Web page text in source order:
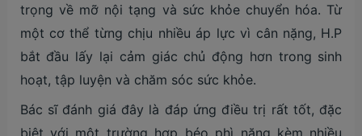
trọng về mỡ nội tạng và sức khỏe chuyển hóa. Từ
một cơ thể từng chịu nhiều áp lực vì cân nặng, H.P
bắt đầu lấy lại cảm giác chủ động hơn trong sinh
hoạt, tập luyện và chăm sóc sức khỏe.
Bác sĩ đánh giá đây là đáp ứng điều trị rất tốt, đặc
biệt với một trường hợp béo phì nặng kèm nhiều